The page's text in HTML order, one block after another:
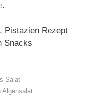
.
Pistazien Rezept
Snacks
Salat
Algensalat